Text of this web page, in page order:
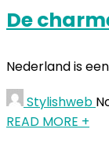
De
Nederland is
Stylishweb
READ MORE +